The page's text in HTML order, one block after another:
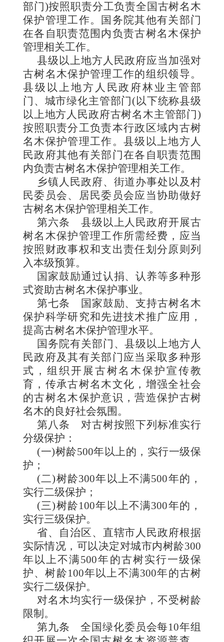
部门)按照职责分工负责全国古树名木
保护管理工作。国务院其他有关部门
在各自职责范围内负责古树名木保护
管理相关工作。
县级以上地方人民政府应当加强对
古树名木保护管理工作的组织领导。
县级以上地方人民政府林业主管部
门、城市绿化主管部门(以下统称县级
以上地方人民政府古树名木主管部门)
按照职责分工负责本行政区域内古树
名木保护管理工作。县级以上地方人
民政府其他有关部门在各自职责范围
内负责古树名木保护管理相关工作。
乡镇人民政府、街道办事处以及村
民委员会、居民委员会应当协助做好
古树名木保护管理相关工作。
第六条 县级以上人民政府开展古
树名木保护管理工作所需经费，应当
按照财政事权和支出责任划分原则列
入本级预算。
国家鼓励通过认捐、认养等多种形
式资助古树名木保护事业。
第七条
国家鼓励、支持古树名木
保护科学研究和先进技术推广应用，
提高古树名木保护管理水平。
国务院有关部门、县级以上地方人
民政府及其有关部门应当采取多种形
式，组织开展古树名木保护宣传教
育，传承古树名木文化，增强全社会
的古树名木保护意识，营造保护古树
名木的良好社会氛围。
第八条 对古树按照下列标准实行
分级保护：
(一)树龄500年以上的，实行一级保
护；
(二)树龄300年以上不满500年的，
实行二级保护；
(三)树龄100年以上不满300年的，
实行三级保护。
省、自治区、直辖市人民政府根据
实际情况，可以决定对城市内树龄300
年以上不满500年的古树实行一级保
护、树龄100年以上不满300年的古树
实行二级保护。
对名木均实行一级保护，不受树龄
限制。
第九条全国绿化委员会每10年组